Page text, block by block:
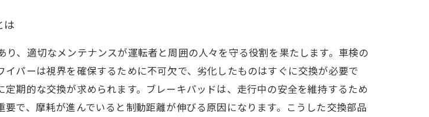
おくべきこと：安心して運転するために
は
、適切なメンテナンスが運転者と周囲の人々を守る役割を果たします。車検の
パーは視界を確保するために不可欠で、劣化したものはすぐに交換が必要で
期的な交換が求められます。ブレーキパッドは、走行中の安全を維持するため
で、摩耗が進んでいると制動距離が伸びる原因になります。こうした交換部品